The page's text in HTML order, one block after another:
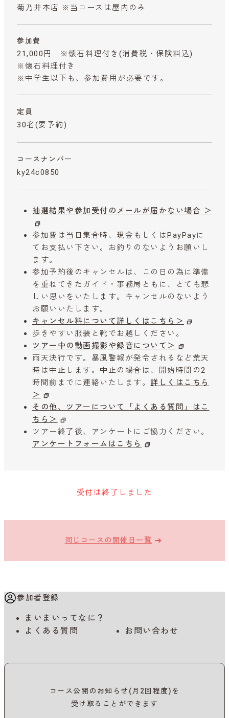
菊乃井本店 ※当コースは屋内のみ
参加費
21,000円 ※懐石料理付き (消費税・保険料込)
※懐石料理付き
※中学生以下も、参加費用が必要です。
定員
30名(要予約)
コースナンバー
ky24c0850
抽選結果や参加受付のメールが届かない場合 ＞
参加費は当日集合時、現金もしくはPayPayに
てお支払い下さい。お釣りのないようお願いし
ます。
参加予約後のキャンセルは、この日の為に準備
を重ねてきたガイド・事務局ともに、とても悲
しい思いをいたします。キャンセルのないよう
お願いいたします。
キャンセル料について詳しくはこちら＞
歩きやすい服装と靴でお越しください。
ツアー中の動画撮影や録音について＞
雨天決行です。暴風警報が発令されるなど荒天
時は中止します。中止の場合は、開始時間の2
時間前までに連絡いたします。 詳しくはこちら
＞
その他、ツアーについて「よくある質問」はこ
ちら＞
ツアー終了後、アンケートにご協力ください。
アンケートフォームはこちら
受付は終了しました
同じコースの開催日一覧
参加者登録
まいまいってなに？
よくある質問
お問い合わせ
コース公開のお知らせ(月2回程度)を
受け取ることができます